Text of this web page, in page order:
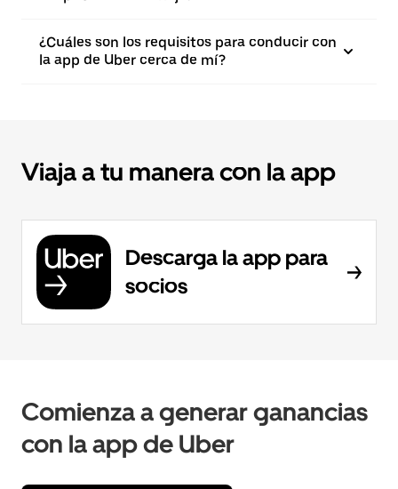
¿Cuáles son los requisitos para conducir con
la app de Uber cerca de mí?
Viaja a tu manera con la app
Descarga la app para
socios
Comienza a generar ganancias
con la app de Uber